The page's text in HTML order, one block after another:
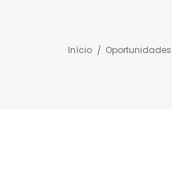
Início Oportunidades